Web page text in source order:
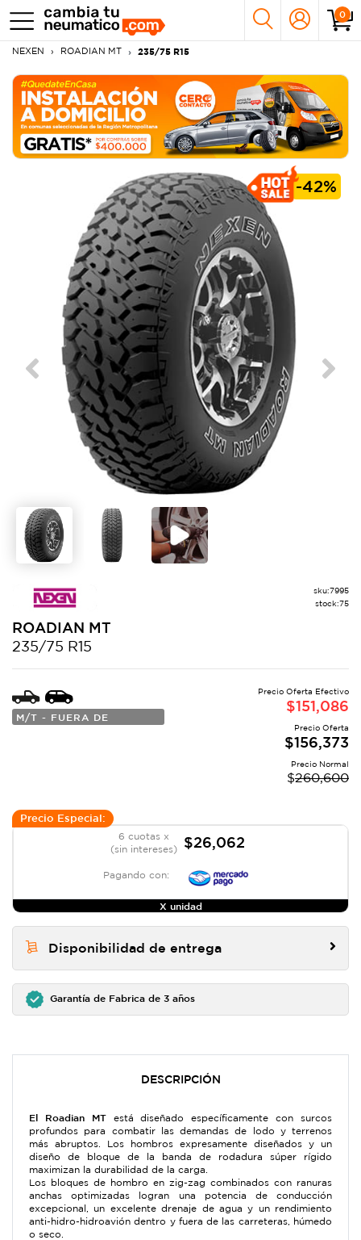
0
NEXEN ROADIAN MT 235/75 R15
-42%
Previous Next
sku:7995
stock:75
ROADIAN MT
235/75 R15
M/T - FUERA DE
Precio Oferta Efectivo
$151,086
Precio Oferta
$156,373
Precio Normal
$260,600
Precio Especial:
6 cuotas x
(sin intereses)
$26,062
Pagando con:
X unidad
Disponibilidad de entrega
Garantía de Fabrica de 3 años
DESCRIPCIÓN
El Roadian MTestá diseñado específicamente con surcos
profundos para combatir las demandas de lodo y terrenos
más abruptos. Los hombros expresamente diseñados y un
diseño de bloque de la banda de rodadura súper rígido
maximizan la durabilidad de la carga.
Los bloques de hombro en zig-zag combinados con ranuras
anchas optimizadas logran una potencia de conducción
excepcional, un excelente drenaje de agua y un rendimiento
anti-hidro-hidroavión dentro y fuera de las carreteras, húmedo
o seco.